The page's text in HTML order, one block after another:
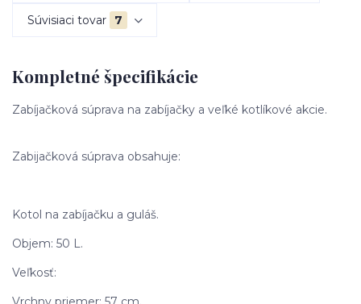
Súvisiaci tovar 7
Kompletné špecifikácie
Zabíjačková súprava na zabíjačky a veľké kotlíkové akcie.
Zabijačková súprava obsahuje:
Kotol na zabíjačku a guláš.
Objem: 50 L.
Veľkosť: